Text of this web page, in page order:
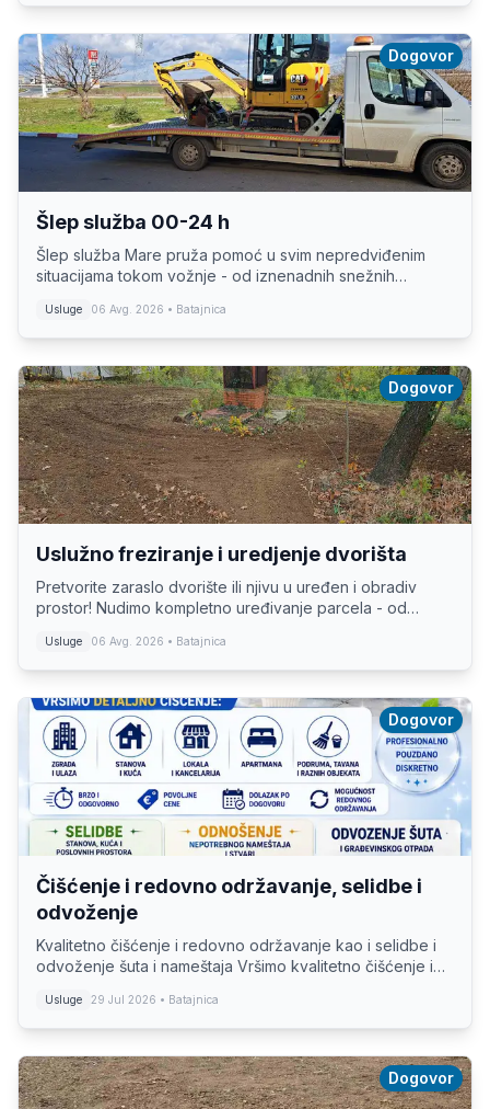
Dogovor
Šlep služba 00-24 h
Šlep služba Mare pruža pomoć u svim nepredviđenim
situacijama tokom vožnje - od iznenadnih snežnih
vozila između različitih lokacija. Dostupni smo...
Usluge 06 Avg. 2026 • Batajnica
Dogovor
Uslužno freziranje i uredjenje dvorišta
Pretvorite zaraslo dvorište ili njivu u uređen i obradiv
prostor! Nudimo kompletno uređivanje parcela - od
neuređenih površina, do pripreme zemljišta ...
Usluge 06 Avg. 2026 • Batajnica
Dogovor
Čišćenje i redovno održavanje, selidbe i
odvoženje
Kvalitetno čišćenje i redovno održavanje kao i selidbe i
odvoženje šuta i nameštaja Vršimo kvalitetno čišćenje i
Apartmana, Poslovnih prostora, Raznih...
Usluge 29 Jul 2026 • Batajnica
Dogovor